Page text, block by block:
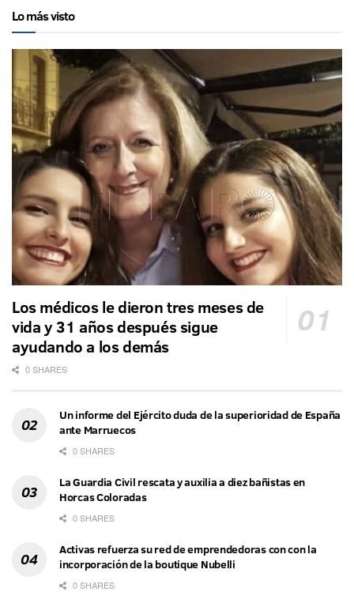
Lo más visto
Los médicos le dieron tres meses de
vida y 31 años después sigue
ayudando a los demás
0 SHARES
Un informe del Ejército duda de la superioridad de España
ante Marruecos
0 SHARES
La Guardia Civil rescata y auxilia a diez bañistas en
Horcas Coloradas
0 SHARES
Activas refuerza su red de emprendedoras con con la
incorporación de la boutique Nubelli
0 SHARES